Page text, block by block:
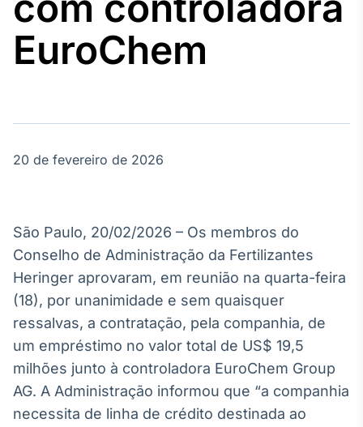
Agro
Tudo sobre o
Broadcast
Energia
O setor de
energia elétrica
no Brasil
Broadcast
Plataforma para
conteúdos
EuroChem
20 de fevereiro de 2026
São Paulo, 20/02/2026 – Os membros do
Conselho de Administração da Fertilizantes
Heringer aprovaram, em reunião na quarta-feira
(18), por unanimidade e sem quaisquer
ressalvas, a contratação, pela companhia, de
um empréstimo no valor total de US$ 19,5
milhões junto à controladora EuroChem Group
AG. A Administração informou que “a companhia
necessita de linha de crédito destinada ao